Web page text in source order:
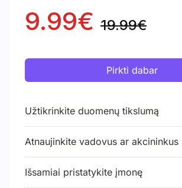
9.99€ 19.99€
Pirkti dabar
Užtikrinkite duomenų tikslumą
Atnaujinkite vadovus ar akcininkus
Išsamiai pristatykite įmonę